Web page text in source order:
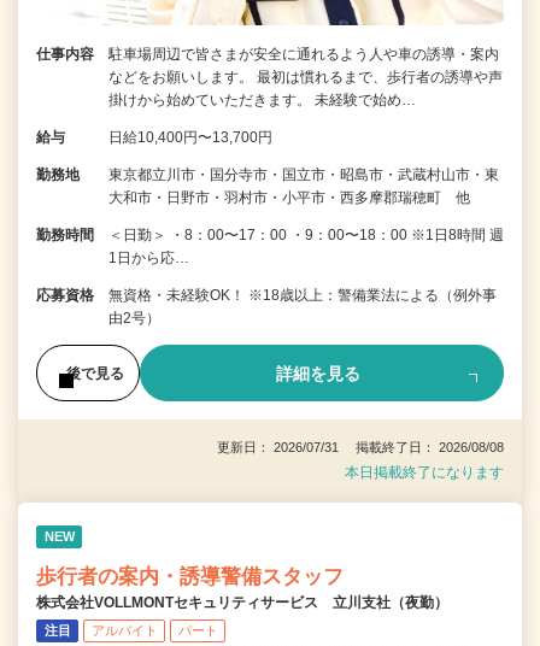
仕事内容
駐車場周辺で皆さまが安全に通れるよう人や車の誘導・案内
などをお願いします。 最初は慣れるまで、歩行者の誘導や声
掛けから始めていただきます。 未経験で始め…
給与 日給10,400円〜13,700円
勤務地
東京都立川市・国分寺市・国立市・昭島市・武蔵村山市・東
大和市・日野市・羽村市・小平市・西多摩郡瑞穂町 他
勤務時間
＜日勤＞ ・8：00〜17：00 ・9：00〜18：00 ※1日8時間 週
1日から応…
応募資格
無資格・未経験OK！ ※18歳以上：警備業法による（例外事
由2号）
後で見る 詳細を見る
更新日： 2026/07/31 掲載終了日： 2026/08/08
本日掲載終了になります
NEW
歩行者の案内・誘導警備スタッフ
株式会社VOLLMONTセキュリティサービス 立川支社（夜勤）
注目 アルバイト パート